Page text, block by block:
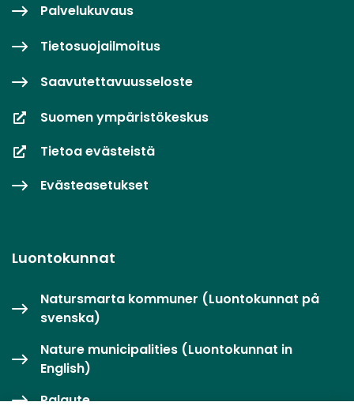
Palvelukuvaus
Tietosuojailmoitus
Saavutettavuusseloste
Suomen ympäristökeskus
Tietoa evästeistä
Evästeasetukset
Luontokunnat
Natursmarta kommuner (Luontokunnat på
svenska)
Nature municipalities (Luontokunnat in
English)
Palaute